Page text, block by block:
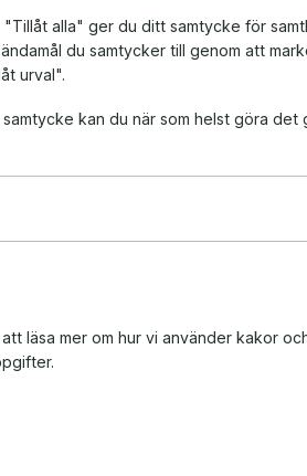
alla" ger du ditt samtycke för
du samtycker till genom att
urval".
samtycke kan du när som helst göra
läsa mer om hur vi använder kakor